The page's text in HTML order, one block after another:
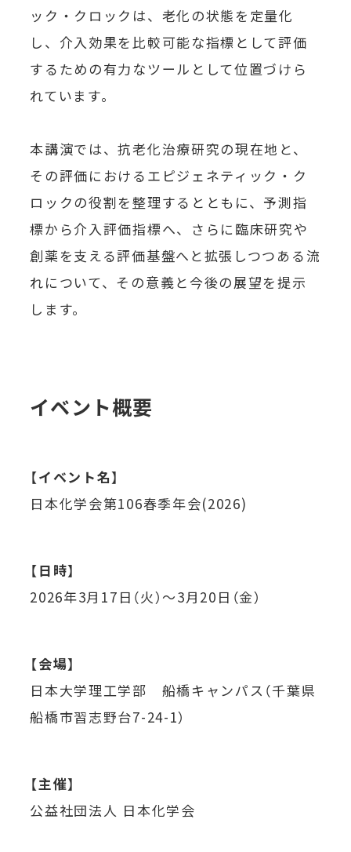
ック・クロックは、老化の状態を定量化
し、介入効果を比較可能な指標として評価
するための有力なツールとして位置づけら
れています。
本講演では、抗老化治療研究の現在地と、
その評価におけるエピジェネティック・ク
ロックの役割を整理するとともに、予測指
標から介入評価指標へ、さらに臨床研究や
創薬を支える評価基盤へと拡張しつつある流
れについて、その意義と今後の展望を提示
します。
イベント概要
【イベント名】
日本化学会第106春季年会(2026)
【日時】
2026年3月17日（火）～3月20日（金）
【会場】
日本大学理工学部 船橋キャンパス（千葉県
船橋市習志野台7-24-1）
【主催】
公益社団法人 日本化学会